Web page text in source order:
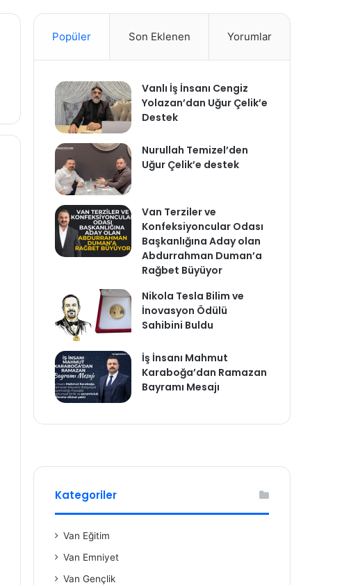
Popüler Son Eklenen Yorumlar
Vanlı İş İnsanı Cengiz
Yolazan’dan Uğur Çelik’e
Destek
Nurullah Temizel’den
Uğur Çelik’e destek
Van Terziler ve
Konfeksiyoncular Odası
Başkanlığına Aday olan
Abdurrahman Duman’a
Rağbet Büyüyor
Nikola Tesla Bilim ve
İnovasyon Ödülü
Sahibini Buldu
İş İnsanı Mahmut
Karaboğa’dan Ramazan
Bayramı Mesajı
Kategoriler
Van Eğitim
Van Emniyet
Van Gençlik